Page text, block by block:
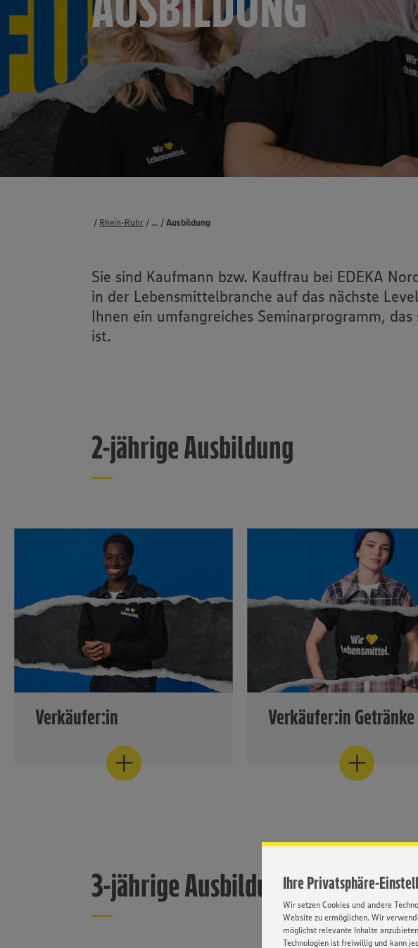
Ihre Privatsphäre-
Wir setzen Cookies und andere
Website zu ermöglichen. Wir
möglichst relevante Inhalte
Technologien ist freiwillig und kann
Rhein-Ruhr Karriere
Akademie
Ausbildung
...
Sie sind Kaufmann bzw. Kauffrau bei EDEKA
in der Lebensmittelbranche auf das nächste
Ihnen ein umfangreiches Seminarprogramm,
ist.
2-jährige Ausbildung
Verkäufer:in
Während der Ausbildung zum
Verkäufer lernen Ihre
Auszubildenden, wie
Verkäufer:in Getränke
Im Rahmen der Ausbildung zum
Verkäufer im Getränkebereich
erwerben Ihre Auszubildenden
Mehr Informationen finden Sie hier
3-jährige Ausbildung